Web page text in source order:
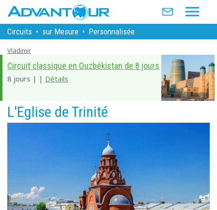
Circuits • sur Mesure • Personnalisée
Vladimir
Circuit classique en Ouzbékistan de 8 jours
8 jours | | Détails
L'Eglise de Trinité